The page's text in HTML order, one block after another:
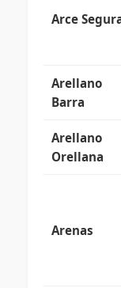
Arce
Arellano
Barra
Arellano
Orellana
Arenas